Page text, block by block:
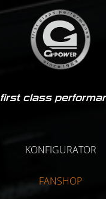
first class
KONFIGURATOR
FANSHOP